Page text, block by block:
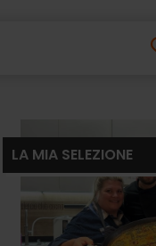
LA MIA SELEZIONE